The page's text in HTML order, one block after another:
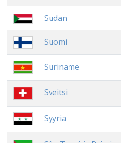
Sudan
Suomi
Suriname
Sveitsi
Syyria